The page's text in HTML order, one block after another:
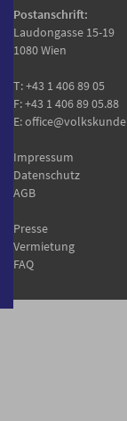
Postanschrift:
Laudongasse 15-19
1080 Wien
T:+43 1 406 89 05
F: +43 1 406 89 05.88
E:
Impressum
Datenschutz
AGB
Presse
Vermietung
FAQ